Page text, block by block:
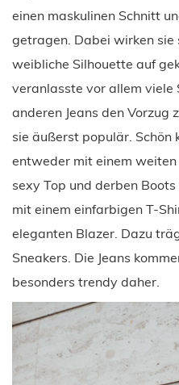
einen maskulinen Schnitt
getragen. Dabei wirken sie
weibliche Silhouette auf
veranlasste vor allem viele
anderen Jeans den Vorzug
sie äußerst populär. Schön
entweder mit einem
sexy Top und derben
mit einem einfarbigen T-
eleganten Blazer. Dazu
Sneakers. Die Jeans
besonders trendy daher.